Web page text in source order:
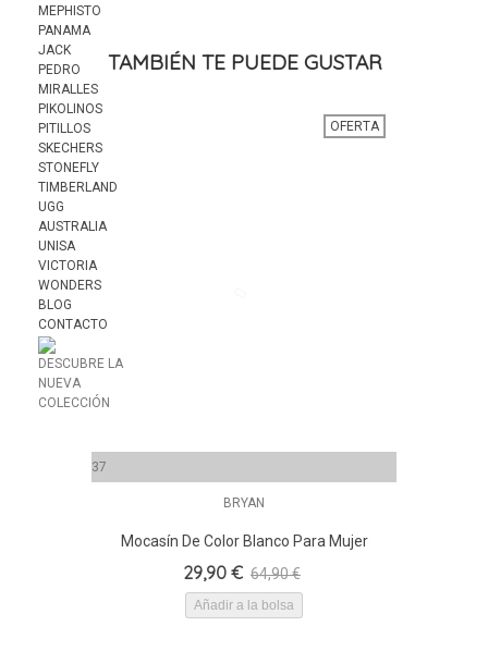
MEPHISTO
PANAMA
JACK
PEDRO
MIRALLES
PIKOLINOS
PITILLOS
SKECHERS
STONEFLY
TIMBERLAND
UGG
AUSTRALIA
UNISA
VICTORIA
WONDERS
BLOG
CONTACTO
DESCUBRE LA
NUEVA
COLECCIÓN
TAMBIÉN TE PUEDE GUSTAR
OFERTA
37
BRYAN
Mocasín De Color Blanco Para Mujer
29,90 € 64,90 €
Añadir a la bolsa